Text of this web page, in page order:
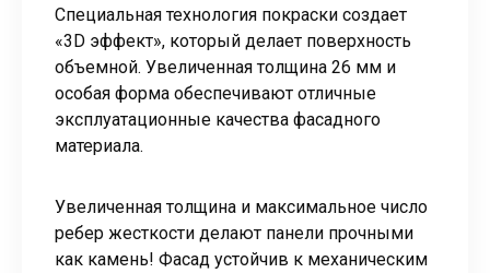
Специальная технология покраски создает
«3D эффект», который делает поверхность
объемной. Увеличенная толщина 26 мм и
особая форма обеспечивают отличные
эксплуатационные качества фасадного
материала.
Увеличенная толщина и максимальное число
ребер жесткости делают панели прочными
как камень! Фасад устойчив к механическим